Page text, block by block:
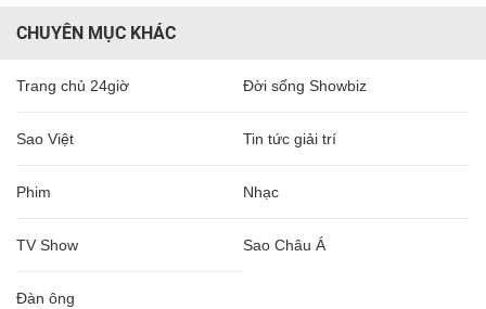
CHUYÊN MỤC KHÁC
Trang chủ 24giờ Đời sống Showbiz
Sao Việt Tin tức giải trí
Phim Nhạc
TV Show Sao Châu Á
Đàn ông